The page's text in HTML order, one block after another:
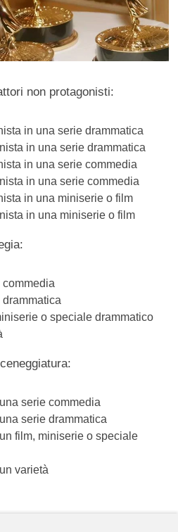
non protagonisti:
in una serie drammatica
in una serie drammatica
in una serie commedia
in una serie commedia
in una miniserie o film
in una miniserie o film
o speciale drammatico
serie commedia
serie drammatica
film, miniserie o speciale
varietà